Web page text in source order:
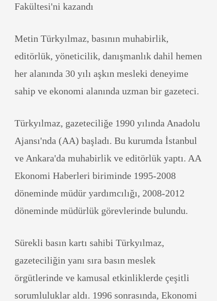
Fakültesi'ni kazandı
Metin Türkyılmaz, basının muhabirlik,
editörlük, yöneticilik, danışmanlık dahil hemen
her alanında 30 yılı aşkın mesleki deneyime
sahip ve ekonomi alanında uzman bir gazeteci.
Türkyılmaz, gazeteciliğe 1990 yılında Anadolu
Ajansı'nda (AA) başladı. Bu kurumda İstanbul
ve Ankara'da muhabirlik ve editörlük yaptı. AA
Ekonomi Haberleri biriminde 1995-2008
döneminde müdür yardımcılığı, 2008-2012
döneminde müdürlük görevlerinde bulundu.
Sürekli basın kartı sahibi Türkyılmaz,
gazeteciliğin yanı sıra basın meslek
örgütlerinde ve kamusal etkinliklerde çeşitli
sorumluluklar aldı. 1996 sonrasında, Ekonomi